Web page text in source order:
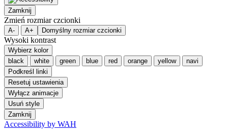
Zamknij
Zmień rozmiar czcionki
A- A+ Domyślny rozmiar czcionki
Wysoki kontrast
Wybierz kolor
black
white green blue red orange yellow
navi
Podkreśl linki
Resetuj ustawienia
Wyłącz animacje
Usuń style
Zamknij
Accessibility by WAH